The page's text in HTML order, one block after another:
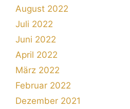
August 2022
Juli 2022
Juni 2022
April 2022
März 2022
Februar 2022
Dezember 2021